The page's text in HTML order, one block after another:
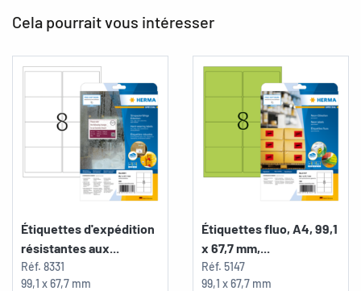
Cela pourrait vous intéresser
Étiquettes d'expédition
résistantes aux...
Réf. 8331
99,1 x 67,7 mm
Étiquettes fluo, A4, 99,1
x 67,7 mm,...
Réf. 5147
99,1 x 67,7 mm